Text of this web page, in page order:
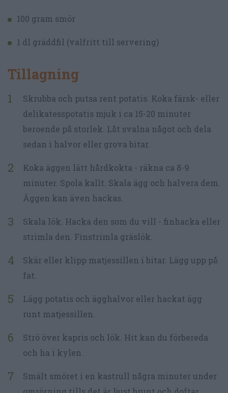
100 gram smör
1 dl gräddfil (valfritt till servering)
Tillagning
Skrubba och putsa rent potatis. Koka färsk- eller
delikatesspotatis mjuk i ca 15-20 minuter
beroende på storlek. Låt svalna något och dela
sedan i halvor eller grova bitar.
Koka äggen lätt hårdkokta - räkna ca 8-9
minuter. Spola kallt. Skala ägg och halvera dem.
Äggen kan även hackas.
Skala lök. Hacka den som du vill - finhacka eller
strimla den. Finstrimla gräslök.
Skär eller klipp matjessillen i bitar. Lägg upp på
fat.
Lägg potatis och ägghalvor eller hackat ägg
runt matjessillen.
Strö över kapris och lök. Hit kan du förbereda
och ha i kylen.
Smält smöret i en kastrull några minuter under